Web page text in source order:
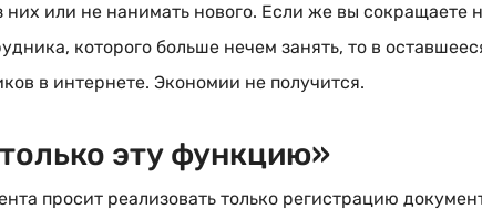
них или не нанимать нового. Если же вы сокращаете
которого больше нечем занять, то в
в интернете. Экономии не получится.
эту функцию»
просит реализовать только регистрацию